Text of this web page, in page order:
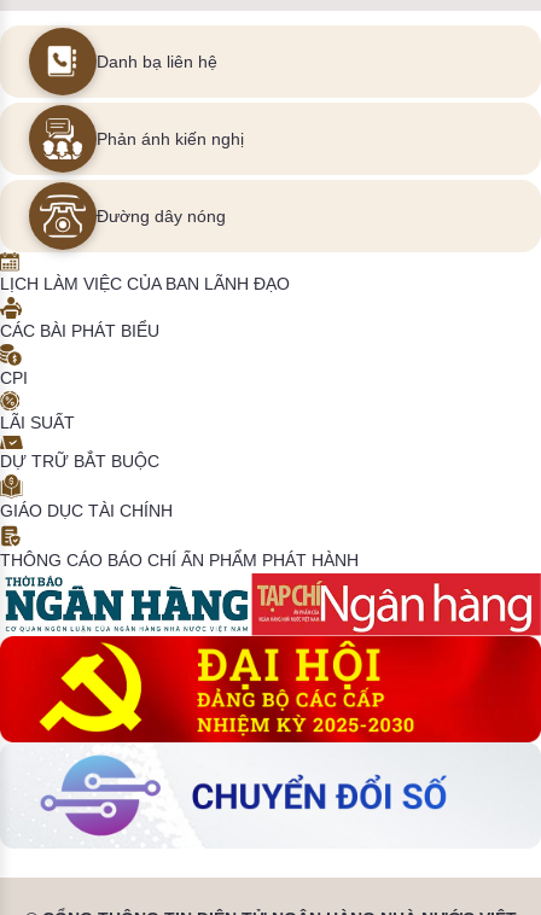
Danh bạ liên hệ
Phản ánh kiến nghị
Đường dây nóng
LỊCH LÀM VIỆC CỦA BAN LÃNH ĐẠO
CÁC BÀI PHÁT BIỂU
CPI
LÃI SUẤT
DỰ TRỮ BẮT BUỘC
GIÁO DỤC TÀI CHÍNH
THÔNG CÁO BÁO CHÍ ẤN PHẨM PHÁT HÀNH